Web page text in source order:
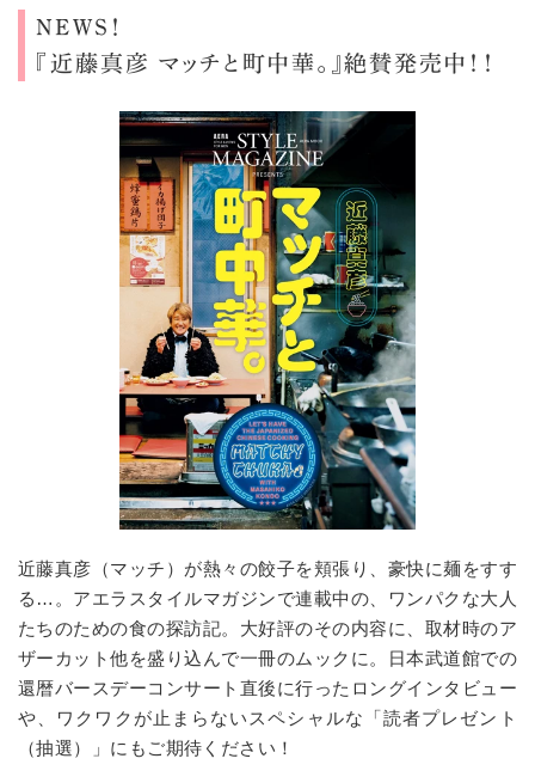
NEWS！
『近藤真彦 マッチと町中華。』絶賛発売中！！
近藤真彦（マッチ）が熱々の餃子を頬張り、豪快に麺をすす
る…。アエラスタイルマガジンで連載中の、ワンパクな大人
たちのための食の探訪記。大好評のその内容に、取材時のア
ザーカット他を盛り込んで一冊のムックに。日本武道館での
還暦バースデーコンサート直後に行ったロングインタビュー
や、ワクワクが止まらないスペシャルな「読者プレゼント
（抽選）」にもご期待ください！